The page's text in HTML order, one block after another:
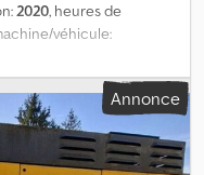
2020, heures de
véhicule:
Usage prévu :
du générateur :
III Pays de production :
veuillez contacter
Annonce